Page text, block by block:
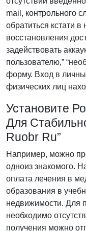
mail, контрольного
обратиться кстати
восстановления
задействовать
пользователю,”
форму. Вход в
физических лиц
Установите
Для
Ruobr Ru”
Например, можно
одноиз знакомого.
оплата лечения в
образования в
недвижимости. Для
необходимо
получения можно